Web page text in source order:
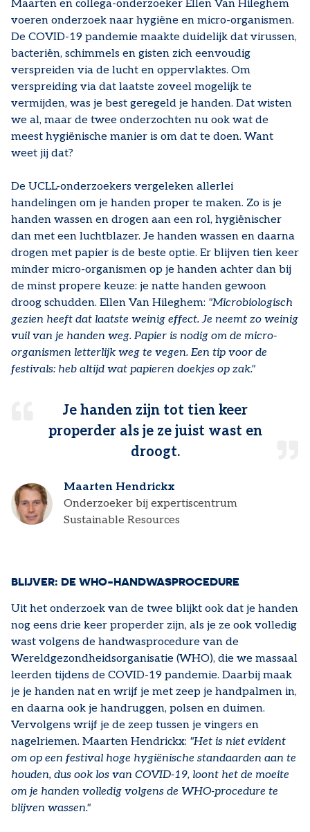
Maarten en collega-onderzoeker Ellen Van Hileghem
voeren onderzoek naar hygiëne en micro-organismen.
De COVID-19 pandemie maakte duidelijk dat virussen,
bacteriën, schimmels en gisten zich eenvoudig
verspreiden via de lucht en oppervlaktes. Om
verspreiding via dat laatste zoveel mogelijk te
vermijden, was je best geregeld je handen. Dat wisten
we al, maar de twee onderzochten nu ook wat de
meest hygiënische manier is om dat te doen. Want
weet jij dat?
De UCLL-onderzoekers vergeleken allerlei
handelingen om je handen proper te maken. Zo is je
handen wassen en drogen aan een rol, hygiënischer
dan met een luchtblazer. Je handen wassen en daarna
drogen met papier is de beste optie. Er blijven tien keer
minder micro-organismen op je handen achter dan bij
de minst propere keuze: je natte handen gewoon
droog schudden. Ellen Van Hileghem: "Microbiologisch
gezien heeft dat laatste weinig effect. Je neemt zo weinig
vuil van je handen weg. Papier is nodig om de micro-
organismen letterlijk weg te vegen. Een tip voor de
festivals: heb altijd wat papieren doekjes op zak."
Je handen zijn tot tien keer
properder als je ze juist wast en
droogt.
Maarten Hendrickx
Onderzoeker bij expertiscentrum
Sustainable Resources
BLIJVER: DE WHO-HANDWASPROCEDURE
Uit het onderzoek van de twee blijkt ook dat je handen
nog eens drie keer properder zijn, als je ze ook volledig
wast volgens de handwasprocedure van de
Wereldgezondheidsorganisatie (WHO), die we massaal
leerden tijdens de COVID-19 pandemie. Daarbij maak
je je handen nat en wrijf je met zeep je handpalmen in,
en daarna ook je handruggen, polsen en duimen.
Vervolgens wrijf je de zeep tussen je vingers en
nagelriemen. Maarten Hendrickx: "Het is niet evident
om op een festival hoge hygiënische standaarden aan te
houden, dus ook los van COVID-19, loont het de moeite
om je handen volledig volgens de WHO-procedure te
blijven wassen."